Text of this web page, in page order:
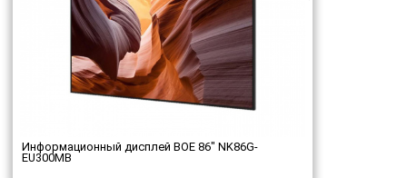
Информационный дисплей BOE 86" NK86G-
EU300MB